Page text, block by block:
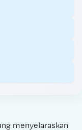
menyelaraskan